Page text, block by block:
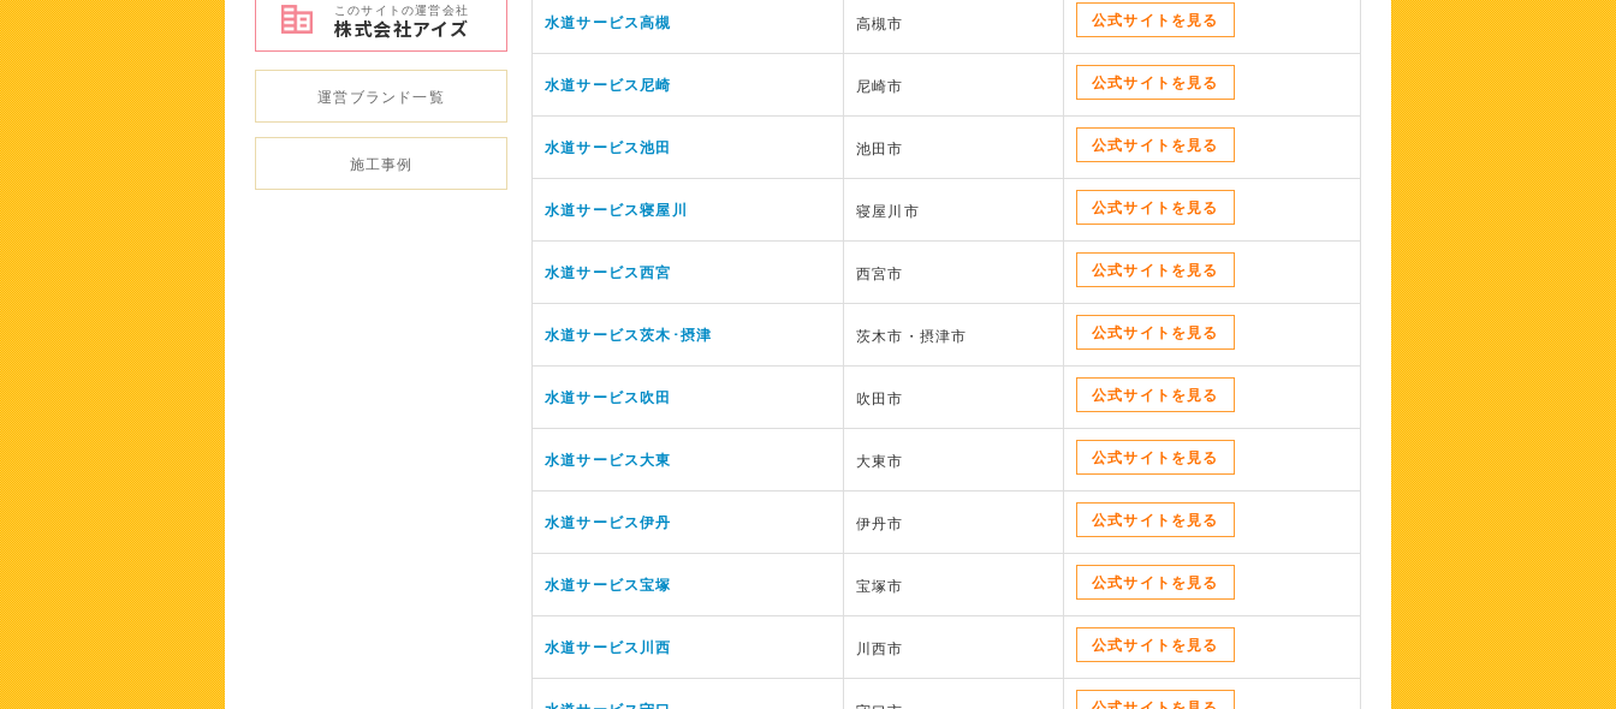
水道サービス高槻 高槻市 公式サイトを見る
水道サービス尼崎 尼崎市 公式サイトを見る
水道サービス池田 池田市 公式サイトを見る
水道サービス寝屋川 寝屋川市 公式サイトを見る
水道サービス西宮 西宮市 公式サイトを見る
水道サービス茨木･摂津 茨木市・摂津市 公式サイトを見る
水道サービス吹田 吹田市 公式サイトを見る
水道サービス大東 大東市 公式サイトを見る
水道サービス伊丹 伊丹市 公式サイトを見る
水道サービス宝塚 宝塚市 公式サイトを見る
水道サービス川西 川西市 公式サイトを見る
このサイトの運営会社
株式会社アイズ
運営ブランド一覧
施工事例